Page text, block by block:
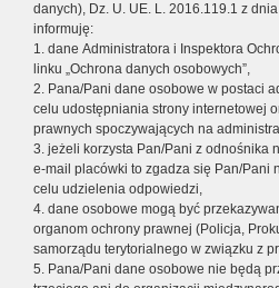
danych), Dz. U. UE. L. 2016.119.1 z
informuję:
1. dane Administratora i Inspektora
linku „Ochrona danych osobowych”,
2. Pana/Pani dane osobowe w postaci
celu udostępniania strony internetowej
prawnych spoczywających na
3. jeżeli korzysta Pan/Pani z odnośnika
e-mail placówki to zgadza się Pan/Pani
celu udzielenia odpowiedzi,
4. dane osobowe mogą być
organom ochrony prawnej (Policja,
samorządu terytorialnego w związku z
5. Pana/Pani dane osobowe nie będą